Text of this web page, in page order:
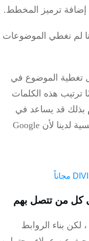
إضافة ترميز المخطط.
لم نغطي الموضوعات
تغطية الموضوع في
ترتيب هذه الكلمات
بذلك قد يساعد في
تحسين تصنيف الكلمات الرئيسية الرئيسية لدينا لأن Google
، لكن بناء الروابط